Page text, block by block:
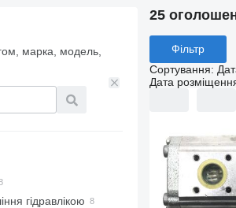
марка, модель,
гідравлікою
25
Фільтр
Сортування:
Дата